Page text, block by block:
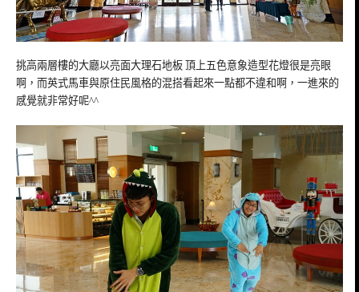
挑高兩層樓的大廳以亮面大理石地板 頂上五色意象造型花燈很是亮眼
啊，而英式馬車與原住民風格的混搭看起來一點都不違和啊，一進來的
感覺就非常好呢^^